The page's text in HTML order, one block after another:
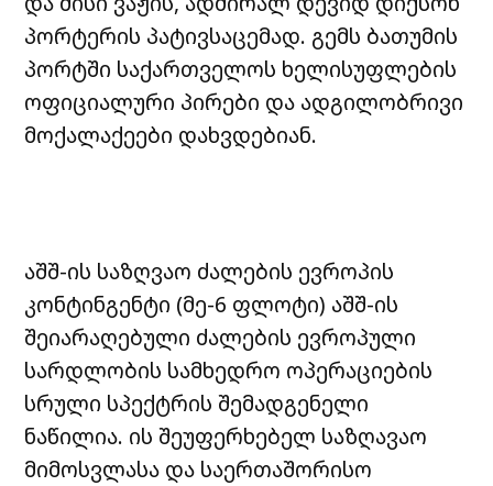
პორტერის პატივსაცემად. გემს ბათუმის
პორტში საქართველოს ხელისუფლების
ოფიციალური პირები და ადგილობრივი
მოქალაქეები დახვდებიან.
აშშ-ის საზღვაო ძალების ევროპის
კონტინგენტი (მე-6 ფლოტი) აშშ-ის
შეიარაღებული ძალების ევროპული
სარდლობის სამხედრო ოპერაციების
სრული სპექტრის შემადგენელი
ნაწილია. ის შეუფერხებელ საზღავაო
მიმოსვლასა და საერთაშორისო